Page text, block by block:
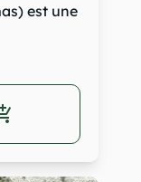
est une